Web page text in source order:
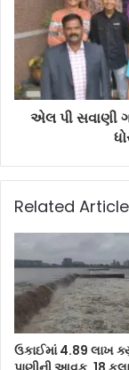
એલ પી સવાણી
Related
ઉકાઈમાં 4.89 લાખ